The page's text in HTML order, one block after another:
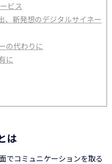
ビス
、新発想のデジタルサイネー
の代わりに
に
は
でコミュニケーションを取る